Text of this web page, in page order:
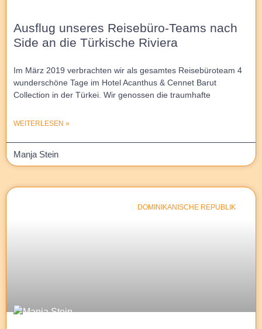
Ausflug unseres Reisebüro-Teams nach
Side an die Türkische Riviera
Im März 2019 verbrachten wir als gesamtes Reisebüroteam 4
wunderschöne Tage im Hotel Acanthus & Cennet Barut
Collection in der Türkei. Wir genossen die traumhafte
WEITERLESEN »
Manja Stein
DOMINIKANISCHE REPUBLIK